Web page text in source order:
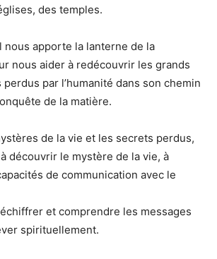
des temples.
nous apporte la lanterne de la
nous aider à redécouvrir les grands
par l’humanité dans son chemin
de la matière.
de la vie et les secrets perdus,
découvrir le mystère de la vie, à
de communication avec le
et comprendre les messages
spirituellement.